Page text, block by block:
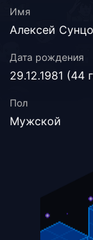
Имя
Алексей
Дата рождения
29.12.1981 (44
Пол
Мужской